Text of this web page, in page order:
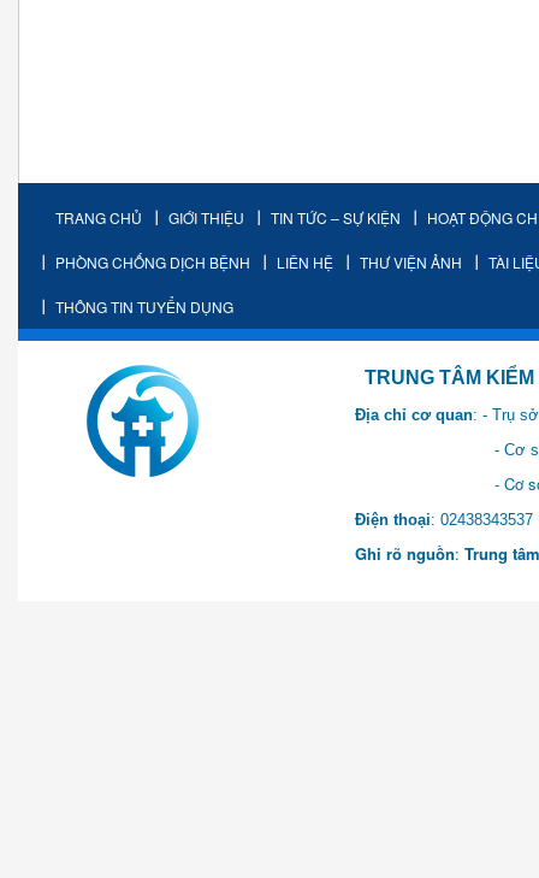
TRANG CHỦ GIỚI THIỆU TIN TỨC – SỰ KIỆN HOẠT ĐỘNG
PHÒNG CHỐNG DỊCH BỆNH LIÊN HỆ THƯ VIỆN ẢNH TÀI
THÔNG TIN TUYỂN DỤNG
TRUNG TÂM KIỂM SOÁT
Địa chỉ cơ quan: - Trụ
- Cơ sở 2: Khu Hành
- Cơ sở 3: Số 1 Ngõ 2
Điện thoại:
Ghi rõ nguồn: Trung